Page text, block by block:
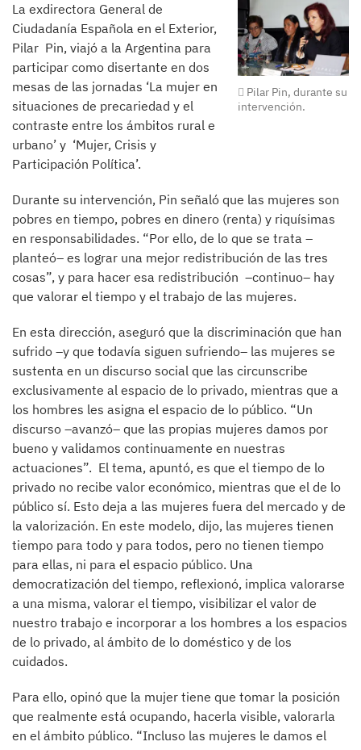
Pilar Pin, durante su
intervención.
La exdirectora General de
Ciudadanía Española en el Exterior,
Pilar Pin, viajó a la Argentina para
participar como disertante en dos
mesas de las jornadas ‘La mujer en
situaciones de precariedad y el
contraste entre los ámbitos rural e
urbano’ y ‘Mujer, Crisis y
Participación Política’.
Durante su intervención, Pin señaló que las mujeres son
pobres en tiempo, pobres en dinero (renta) y riquísimas
en responsabilidades. “Por ello, de lo que se trata –
planteó– es lograr una mejor redistribución de las tres
cosas”, y para hacer esa redistribución –continuo– hay
que valorar el tiempo y el trabajo de las mujeres.
En esta dirección, aseguró que la discriminación que han
sufrido –y que todavía siguen sufriendo– las mujeres se
sustenta en un discurso social que las circunscribe
exclusivamente al espacio de lo privado, mientras que a
los hombres les asigna el espacio de lo público. “Un
discurso –avanzó– que las propias mujeres damos por
bueno y validamos continuamente en nuestras
actuaciones”. El tema, apuntó, es que el tiempo de lo
privado no recibe valor económico, mientras que el de lo
público sí. Esto deja a las mujeres fuera del mercado y de
la valorización. En este modelo, dijo, las mujeres tienen
tiempo para todo y para todos, pero no tienen tiempo
para ellas, ni para el espacio público. Una
democratización del tiempo, reflexionó, implica valorarse
a una misma, valorar el tiempo, visibilizar el valor de
nuestro trabajo e incorporar a los hombres a los espacios
de lo privado, al ámbito de lo doméstico y de los
cuidados.
Para ello, opinó que la mujer tiene que tomar la posición
que realmente está ocupando, hacerla visible, valorarla
en el ámbito público. “Incluso las mujeres le damos el